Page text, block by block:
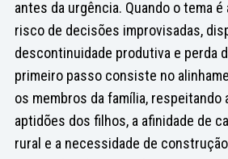
antes da urgência. Quando o tema
risco de decisões improvisadas,
descontinuidade produtiva e perda
primeiro passo consiste no
os membros da família, respeitando
aptidões dos filhos, a afinidade de
rural e a necessidade de